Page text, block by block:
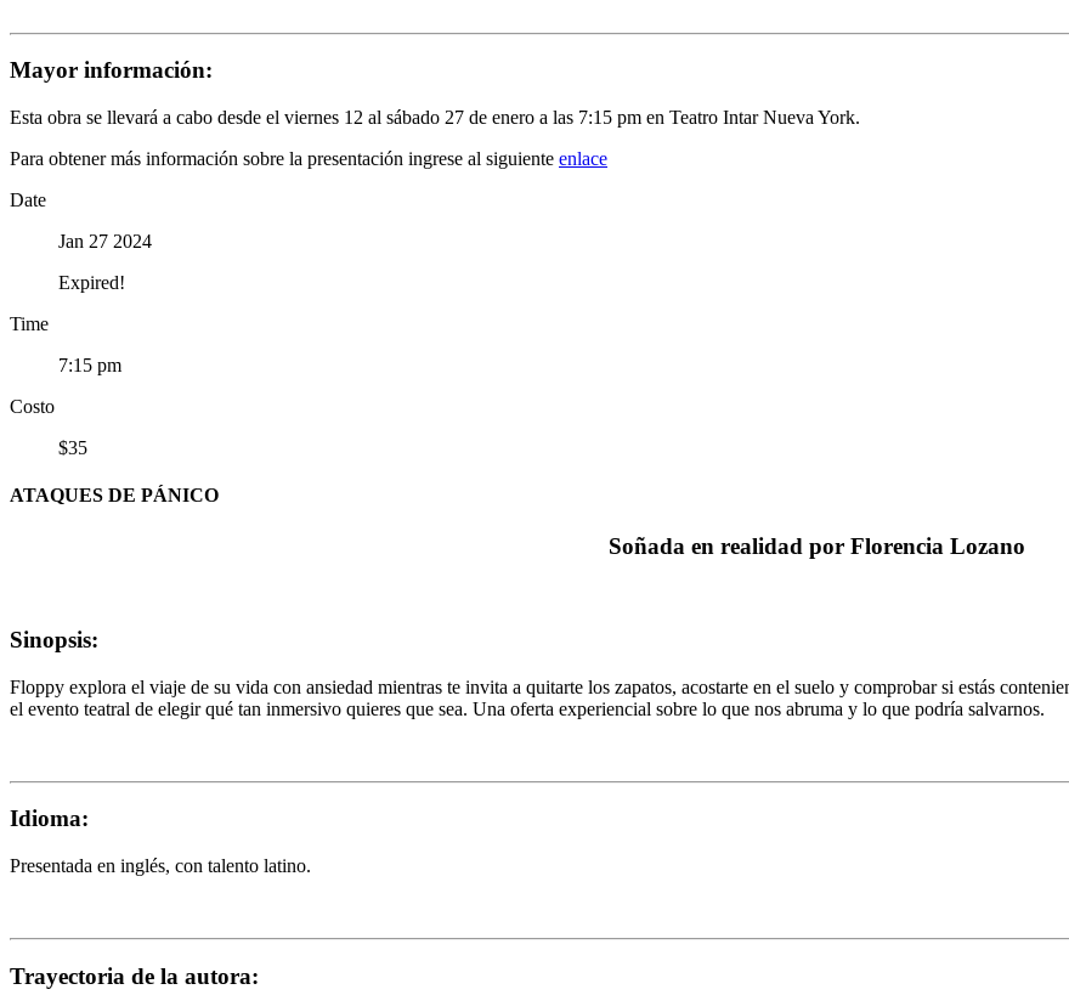
Mayor información:
Esta obra se llevará a cabo desde el viernes 12 al sábado 27 de enero a las 7:15 pm en Teatro Intar Nueva York.
Para obtener más información sobre la presentación ingrese al siguiente enlace
Date
Jan 27 2024
Expired!
Time
7:15 pm
Costo
$35
ATAQUES DE PÁNICO
Soñada en realidad por Florencia Lozano
Sinopsis:
Floppy explora el viaje de su vida con ansiedad mientras te invita a quitarte los zapatos, acostarte en el suelo y comprobar si estás
el evento teatral de elegir qué tan inmersivo quieres que sea. Una oferta experiencial sobre lo que nos abruma y lo que podría salvarnos.
Idioma:
Presentada en inglés, con talento latino.
Trayectoria de la autora: